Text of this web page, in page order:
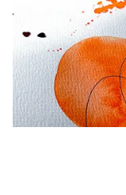
Ελληνικά
Poland
polski
Romania
română